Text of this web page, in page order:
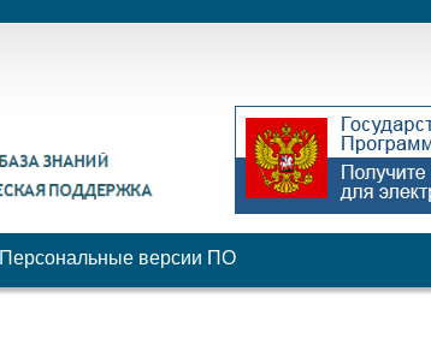
Персональные версии ПО